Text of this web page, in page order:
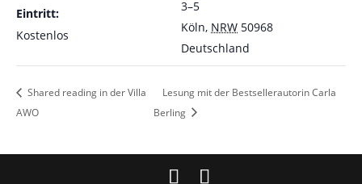
Eintritt:
Kostenlos
3–5
Köln, NRW 50968
Deutschland
Shared reading in der Villa
AWO
Lesung mit der Bestsellerautorin Carla
Berling